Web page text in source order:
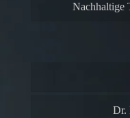
Nachhaltige
Dr.